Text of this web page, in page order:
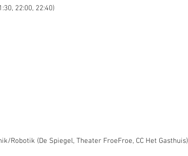
22:00, 22:40)
Robotik (De Spiegel, Theater FroeFroe, CC Het Gasthuis)